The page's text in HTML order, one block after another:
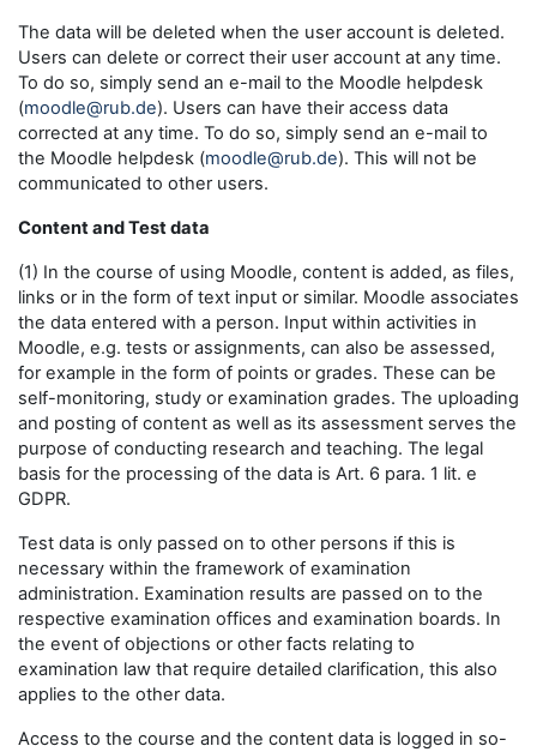
The data will be deleted when the user account is deleted.
Users can delete or correct their user account at any time.
To do so, simply send an e-mail to the Moodle helpdesk
(moodle@rub.de). Users can have their access data
corrected at any time. To do so, simply send an e-mail to
the Moodle helpdesk (moodle@rub.de). This will not be
communicated to other users.
Content and Test data
(1) In the course of using Moodle, content is added, as files,
links or in the form of text input or similar. Moodle associates
the data entered with a person. Input within activities in
Moodle, e.g. tests or assignments, can also be assessed,
for example in the form of points or grades. These can be
self-monitoring, study or examination grades. The uploading
and posting of content as well as its assessment serves the
purpose of conducting research and teaching. The legal
basis for the processing of the data is Art. 6 para. 1 lit. e
GDPR.
Test data is only passed on to other persons if this is
necessary within the framework of examination
administration. Examination results are passed on to the
respective examination offices and examination boards. In
the event of objections or other facts relating to
examination law that require detailed clarification, this also
applies to the other data.
Access to the course and the content data is logged in so-